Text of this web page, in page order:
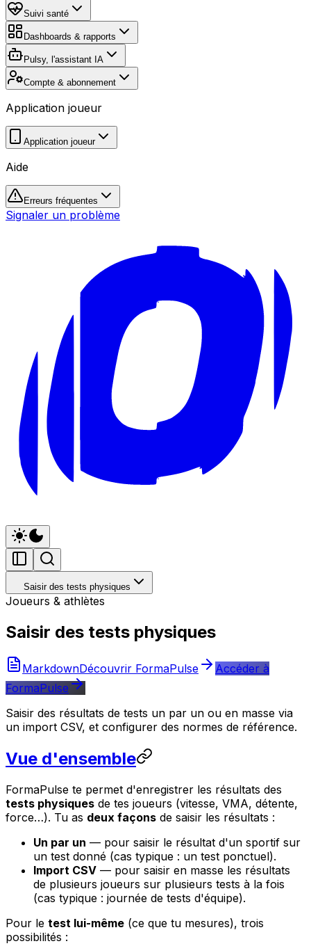
Suivi santé
Dashboards & rapports
Pulsy, l'assistant IA
Compte & abonnement
Application joueur
Application joueur
Aide
Erreurs fréquentes
Signaler un problème
Saisir des tests physiques
Joueurs & athlètes
Saisir des tests physiques
MarkdownDécouvrir FormaPulse
Accéder à
FormaPulse
Saisir des résultats de tests un par un ou en masse via
un import CSV, et configurer des normes de référence.
Vue d'ensemble
FormaPulse te permet d'enregistrer les résultats des
tests physiques de tes joueurs (vitesse, VMA, détente,
force…). Tu as deux façons de saisir les résultats :
Un par un — pour saisir le résultat d'un sportif sur
un test donné (cas typique : un test ponctuel).
Import CSV — pour saisir en masse les résultats
de plusieurs joueurs sur plusieurs tests à la fois
(cas typique : journée de tests d'équipe).
Pour le test lui-même (ce que tu mesures), trois
possibilités :